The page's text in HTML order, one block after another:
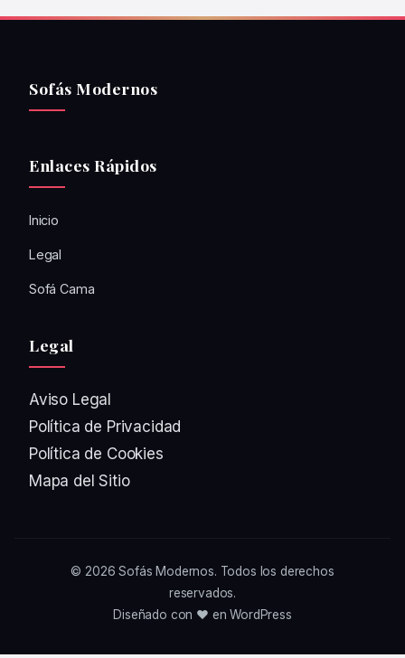
Sofás Modernos
Enlaces Rápidos
Inicio
Legal
Sofá Cama
Legal
Aviso Legal
Política de Privacidad
Política de Cookies
Mapa del Sitio
© 2026Sofás Modernos. Todos los derechos
reservados.
Diseñado con ❤️ en WordPress